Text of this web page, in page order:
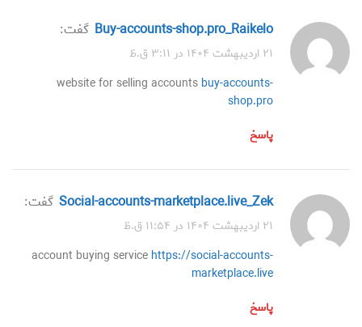
buy-accounts-shop.pro_Raikelo گفت:
۲۱ اردیبهشت ۱۴۰۴ در ۳:۱۱ ق.ظ
website for selling accounts buy-accounts-
shop.pro
پاسخ
social-accounts-marketplace.live_Zek گفت:
۲۱ اردیبهشت ۱۴۰۴ در ۱۱:۵۴ ق.ظ
account buying service https://social-accounts-
marketplace.live
پاسخ